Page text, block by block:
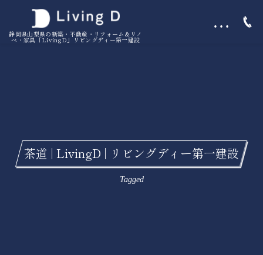
静岡県山梨県の新築・不動産・リフォーム＆リノ
ベ・家具「LivingD」リビングディー第一建設
…
茶道 | LivingD | リビングディー第一建設
Tagged